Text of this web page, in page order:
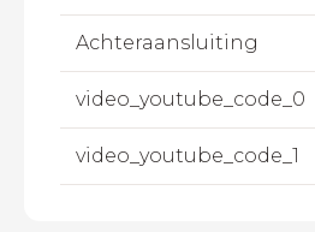
Achteraansluiting
video_youtube_code_0
video_youtube_code_1